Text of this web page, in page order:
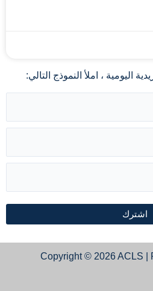
اليومية ، املأ النموذج التالي:
اشترك
Copyright © 2026 ACLS |